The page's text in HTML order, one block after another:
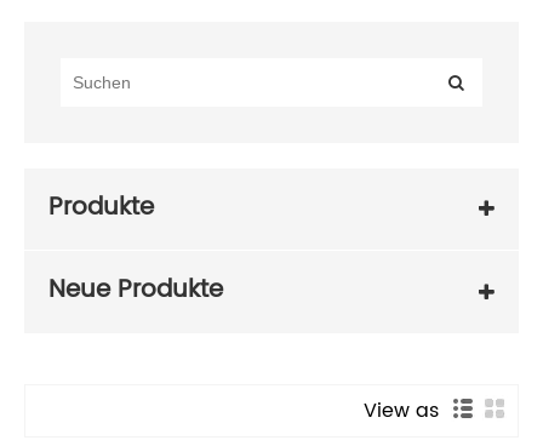
Produkte
Neue Produkte
View as